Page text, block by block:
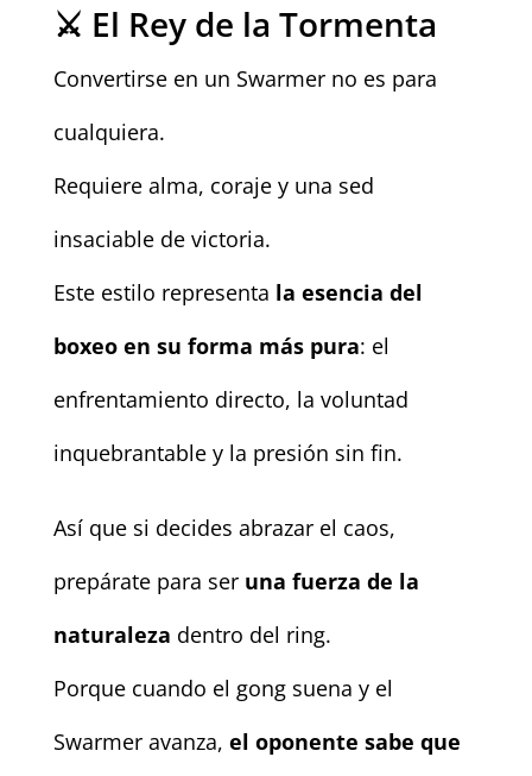
⚔️ El Rey de la Tormenta
Convertirse en un Swarmer no es para
cualquiera.
Requiere alma, coraje y una sed
insaciable de victoria.
Este estilo representa la esencia del
boxeo en su forma más pura: el
enfrentamiento directo, la voluntad
inquebrantable y la presión sin fin.
Así que si decides abrazar el caos,
prepárate para ser una fuerza de la
naturaleza dentro del ring.
Porque cuando el gong suena y el
Swarmer avanza, el oponente sabe que